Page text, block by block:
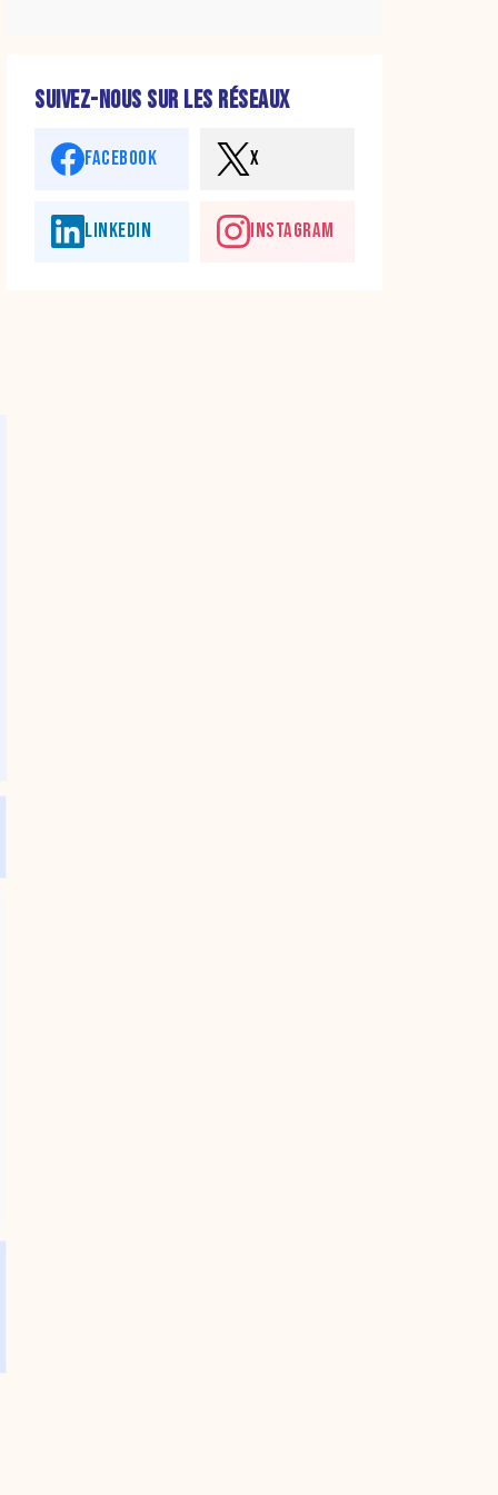
SUIVEZ-NOUS SUR LES RÉSEAUX
FACEBOOK X
LINKEDIN INSTAGRAM